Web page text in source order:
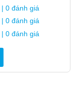
| 0 đánh giá
| 0 đánh giá
| 0 đánh giá